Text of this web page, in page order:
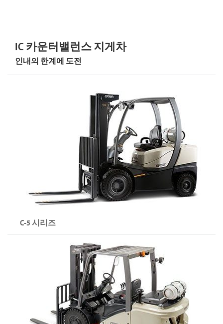
리프트 높이: 7,930mm
C-B 시리즈 둘러보기
IC 카운터밸런스 지게차
인내의 한계에 도전
C-5 시리즈
내연기관 지게차(LPG)
리프트 높이: 최대 7,465mm